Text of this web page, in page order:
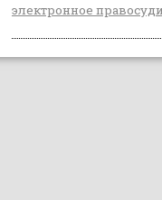
электронное